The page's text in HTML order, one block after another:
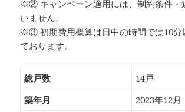
※② キャンペーン適用には、制約条件・
いません。
※③ 初期費用概算は日中の時間では10分
ております。
総戸数
14戸
築年月
2023年12月